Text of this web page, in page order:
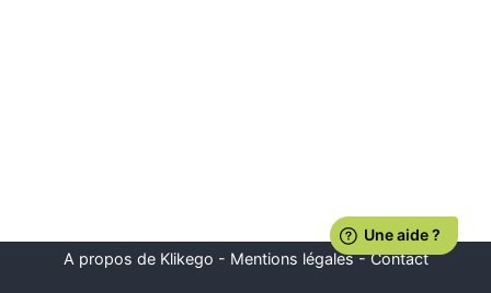
A propos de Klikego - Mentions légales-Contact